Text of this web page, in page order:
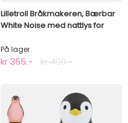
Lilletroll Bråkmakeren, Bærbar
White Noise med nattlys for
På lager
kr 365.- kr 499.-